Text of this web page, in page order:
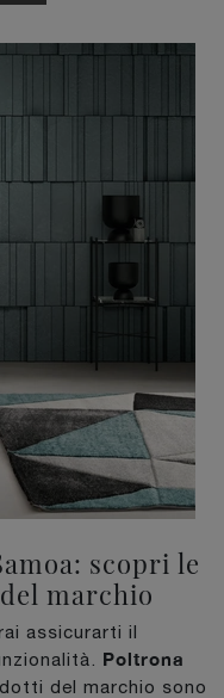
scopri le
marchio
assicurarti il
Poltrona
del marchio sono